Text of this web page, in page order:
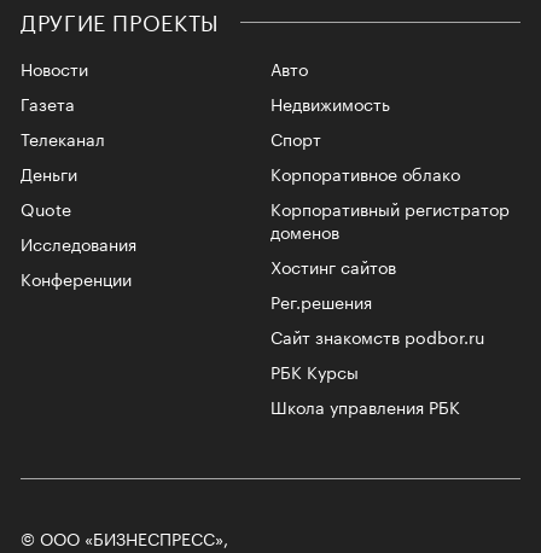
ДРУГИЕ ПРОЕКТЫ
Новости
Газета
Телеканал
Авто
Недвижимость
Спорт
Корпоративное облако
Корпоративный регистратор
доменов
Хостинг сайтов
Рег.решения
Сайт знакомств podbor.ru
РБК Курсы
Школа управления РБК
Деньги
Quote
Исследования
Конференции
© ООО «БИЗНЕСПРЕСС»,